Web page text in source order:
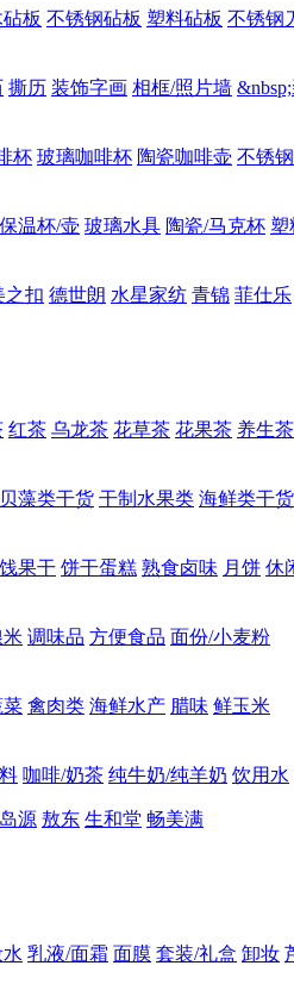
砧板 不锈钢砧板 塑料砧板 不锈钢
撕历 装饰字画 相框/照片墙
杯 玻璃咖啡杯 陶瓷咖啡壶 不锈
温杯/壶 玻璃水具 陶瓷/马克杯 塑
之扣 德世朗 水星家纺 青锦 菲仕乐
红茶 乌龙茶 花草茶 花果茶 养生茶
藻类干货 干制水果类 海鲜类干货
果干 饼干蛋糕 熟食卤味 月饼 休
米 调味品 方便食品 面份/小麦粉
菜 禽肉类 海鲜水产 腊味 鲜玉米
咖啡/奶茶 纯牛奶/纯羊奶 饮用水
源 敖东 生和堂 畅美满
乳液/面霜 面膜 套装/礼盒 卸妆